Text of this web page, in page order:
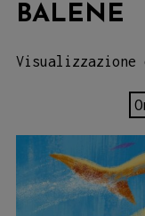
BALENE